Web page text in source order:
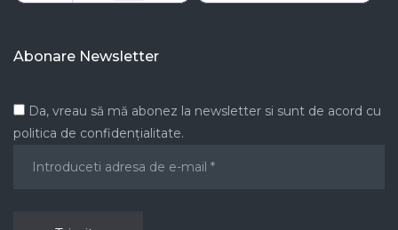
Abonare Newsletter
Da, vreau să mă abonez la newsletter si sunt de acord cu
politica de confidențialitate.